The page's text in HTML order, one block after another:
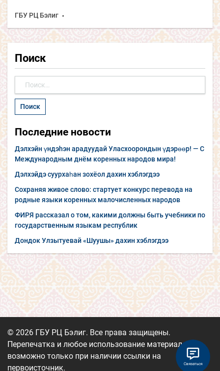
ГБУ РЦ Бэлиг
Поиск
Последние новости
Дэлхэйн үндэhэн арадуудай Уласхоорондын үдэрөөр! — С
Международным днём коренных народов мира!
Дэлхэйдэ суурхаһан зохёол дахин хэблэгдээ
Сохраняя живое слово: стартует конкурс перевода на
родные языки коренных малочисленных народов
ФИРЯ рассказал о том, какими должны быть учебники по
государственным языкам республик
Дондок Улзытуевай «Шуушы» дахин хэблэгдээ
© 2026 ГБУ РЦ Бэлиг. Все права защищены.
Перепечатка и любое использование материалов
возможно только при наличии ссылки на
первоисточник.
Связаться